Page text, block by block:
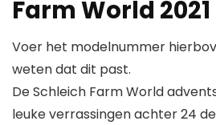
Farm World 2021
Voer het modelnummer
weten dat dit past.
De Schleich Farm World
leuke verrassingen achter 24